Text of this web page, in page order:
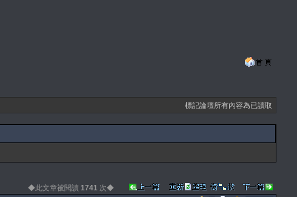
標記論壇所有內容為已讀取
◆此文章被閱讀 1741 次◆